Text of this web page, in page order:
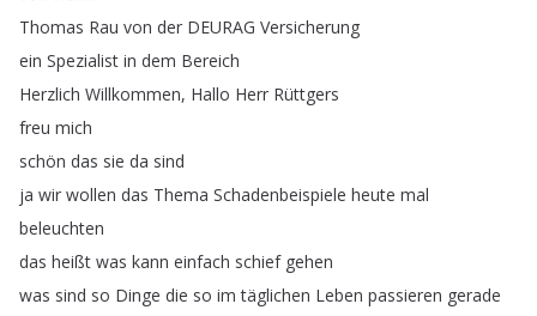
Thomas Rau von der DEURAG Versicherung
ein Spezialist in dem Bereich
Herzlich Willkommen, Hallo Herr Rüttgers
freu mich
schön das sie da sind
ja wir wollen das Thema Schadenbeispiele heute mal
beleuchten
das heißt was kann einfach schief gehen
was sind so Dinge die so im täglichen Leben passieren gerade